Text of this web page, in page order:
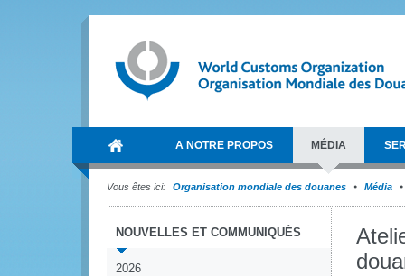
A NOTRE PROPOS MÉDIA
Vous êtes ici: Organisation mondiale des douanes Média
NOUVELLES ET COMMUNIQUÉS
2026